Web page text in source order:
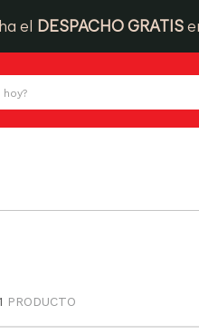
el DESPACHO GRATIS
PRODUCTO